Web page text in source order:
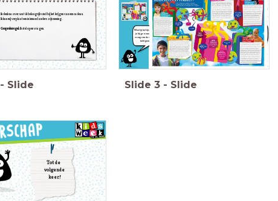
Ik denk na over wat ik belangrijk vind bij het krijgen van een cadeau.
Ik kan mij verplaatsen in iemand anders zijn mening.
Gespreksregel:Ik stel open vragen.
- Slide
Weet jij het lijstje nog dat
je bij groene en rode
vraag van de vorige les
hebt gemaakt?
Wat vind jij de fijnste
cadeaus om te krijgen?
Zet ze op volorde
van fijnst naar minder
fijn.
Slide 3 - Slide
Tot de
volgende
keer!